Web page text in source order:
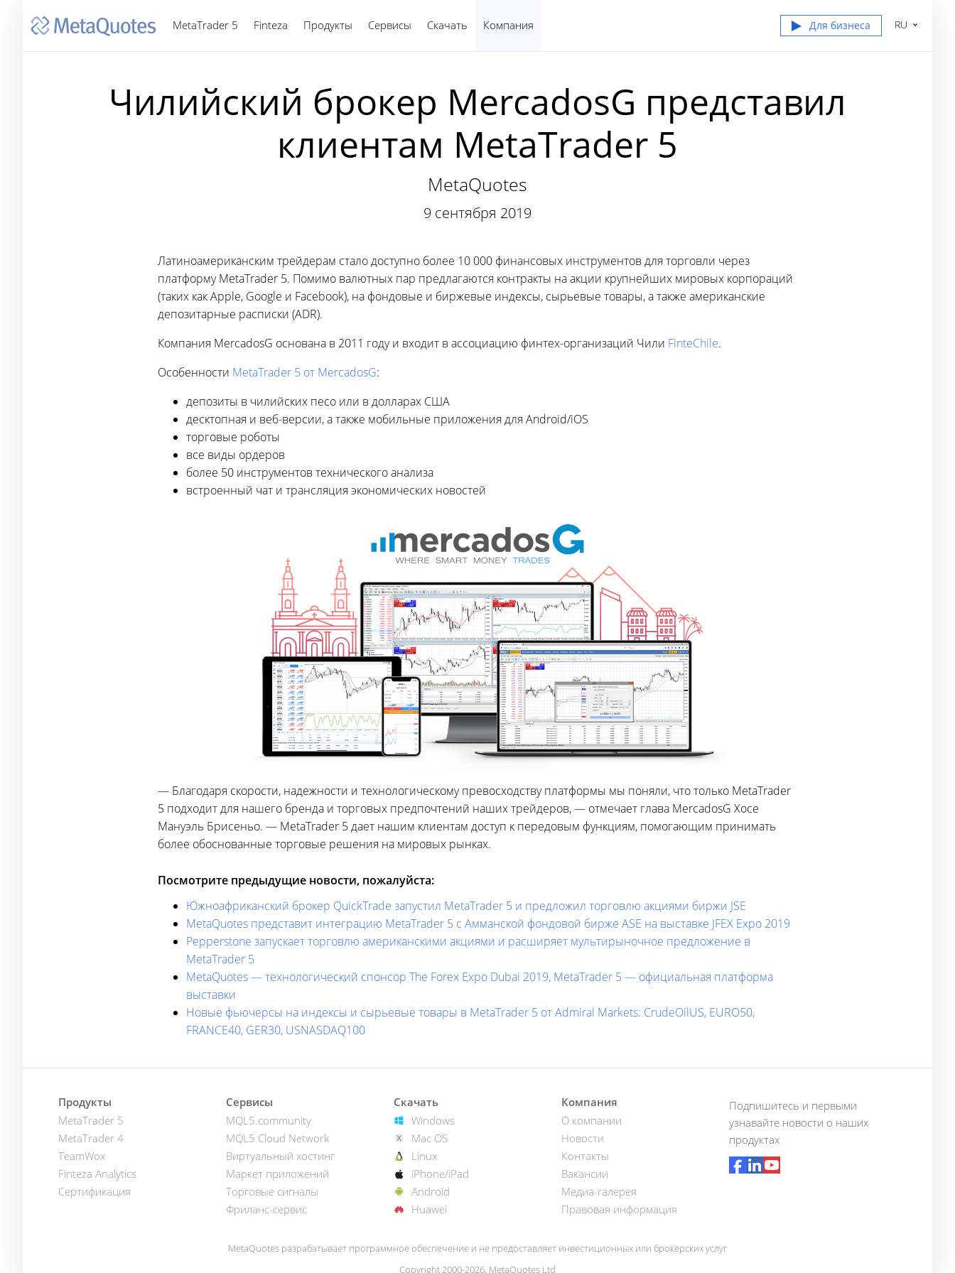
MetaTrader 5 Finteza Продукты Сервисы Скачать Компания Для бизнеса RU
Чилийский брокер MercadosG представил
клиентам MetaTrader 5
MetaQuotes
9 сентября 2019
Латиноамериканским трейдерам стало доступно более 10 000 финансовых инструментов для торговли через
платформу MetaTrader 5. Помимо валютных пар предлагаются контракты на акции крупнейших мировых корпораций
(таких как Apple, Google и Facebook), на фондовые и биржевые индексы, сырьевые товары, а также американские
депозитарные расписки (ADR).
Компания MercadosG основана в 2011 году и входит в ассоциацию финтех-организаций Чили FinteChile.
Особенности MetaTrader 5 от MercadosG:
депозиты в чилийских песо или в долларах США
десктопная и веб-версии, а также мобильные приложения для Android/iOS
торговые роботы
все виды ордеров
более 50 инструментов технического анализа
встроенный чат и трансляция экономических новостей
— Благодаря скорости, надежности и технологическому превосходству платформы мы поняли, что только MetaTrader
5 подходит для нашего бренда и торговых предпочтений наших трейдеров, — отмечает глава MercadosG Хосе
Мануэль Брисеньо. — MetaTrader 5 дает нашим клиентам доступ к передовым функциям, помогающим принимать
более обоснованные торговые решения на мировых рынках.
Посмотрите предыдущие новости, пожалуйста:
Южноафриканский брокер QuickTrade запустил MetaTrader 5 и предложил торговлю акциями биржи JSE
MetaQuotes представит интеграцию MetaTrader 5 с Амманской фондовой бирже ASE на выставке JFEX Expo 2019
Pepperstone запускает торговлю американскими акциями и расширяет мультирыночное предложение в
MetaTrader 5
MetaQuotes — технологический спонсор The Forex Expo Dubai 2019, MetaTrader 5 — официальная платформа
выставки
Новые фьючерсы на индексы и сырьевые товары в MetaTrader 5 от Admiral Markets: CrudeOilUS, EURO50,
FRANCE40, GER30, USNASDAQ100
Продукты
MetaTrader 5
MetaTrader 4
TeamWox
Finteza Analytics
Сертификация
Сервисы
MQL5.community
MQL5 Cloud Network
Виртуальный хостинг
Маркет приложений
Торговые сигналы
Фриланс-сервис
Скачать
Windows
Mac OS
Linux
iPhone/iPad
Android
Huawei
Компания
О компании
Новости
Контакты
Вакансии
Медиа-галерея
Правовая информация
Подпишитесь и первыми
узнавайте новости о наших
продуктах
MetaQuotes разрабатывает программное обеспечение и не предоставляет инвестиционных или брокерских услуг
Copyright 2000-2026, MetaQuotes Ltd